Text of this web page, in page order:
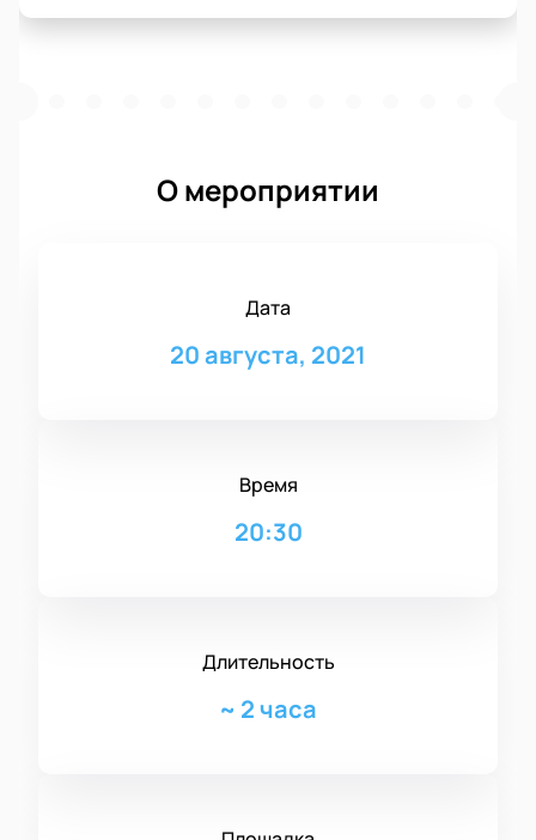
О мероприятии
Дата
20 августа, 2021
Время
20:30
Длительность
~ 2 часа